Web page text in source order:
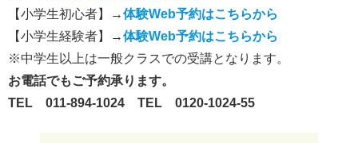
【小学生初心者】→体験Web予約はこちらから
【小学生経験者】→体験Web予約はこちらから
※中学生以上は一般クラスでの受講となります。
お電話でもご予約承ります。
TEL 011-894-1024
TEL 0120-1024-55